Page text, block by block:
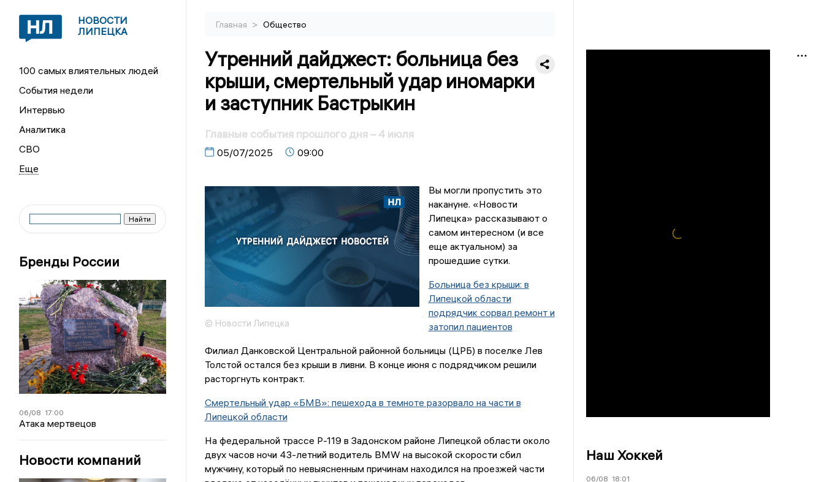
НОВОСТИ
ЛИПЕЦКА
100 самых влиятельных людей
События недели
Интервью
Аналитика
СВО
Бренды России
06/08 17:00
Атака мертвецов
Новости компаний
Главная > Общество
Утренний дайджест: больница без
крыши, смертельный удар иномарки
и заступник Бастрыкин
Главные события прошлого дня – 4 июля
05/07/2025 09:00
© Новости Липецка
Вы могли пропустить это
накануне. «Новости
Липецка» рассказывают о
самом интересном (и все
еще актуальном) за
прошедшие сутки.
Больница без крыши: в
Липецкой области
подрядчик сорвал ремонт и
затопил пациентов
Филиал Данковской Центральной районной больницы (ЦРБ) в поселке Лев
Толстой остался без крыши в ливни. В конце июня с подрядчиком решили
расторгнуть контракт.
Смертельный удар «БМВ»: пешехода в темноте разорвало на части в
Липецкой области
На федеральной трассе Р-119 в Задонском районе Липецкой области около
двух часов ночи 43-летний водитель BMW на высокой скорости сбил
мужчину, который по невыясненным причинам находился на проезжей части
Наш Хоккей
06/08 18:01